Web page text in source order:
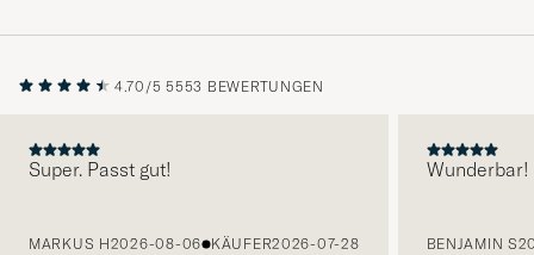
4.70/5 5553 BEWERTUNGEN
Super. Passt gut!
MARKUS H2026-08-06 KÄUFER2026-07-28
Wunderbar!
BENJAMIN S